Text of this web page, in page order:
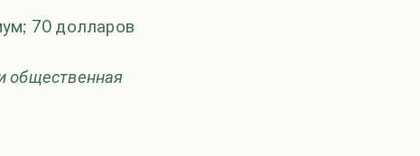
70 долларов
общественная